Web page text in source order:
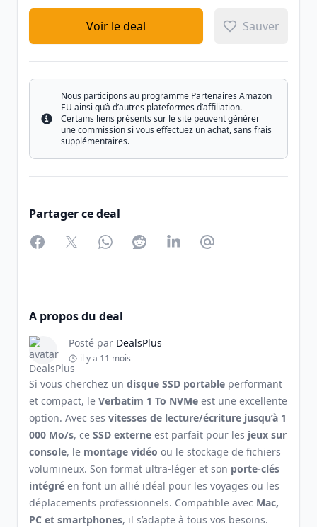
Voir le deal Sauver
Info
Nous participons au programme Partenaires Amazon
EU ainsi qu’à d’autres plateformes d’affiliation.
Certains liens présents sur le site peuvent générer
une commission si vous effectuez un achat, sans frais
supplémentaires.
Partager ce deal
FacebookTwitterWhatsAppRedditLinkedInPartager par Email
A propos du deal
Posté par DealsPlus
il y a 11 mois
Si vous cherchez un disque SSD portable performant
et compact, le Verbatim 1 To NVMe est une excellente
option. Avec ses vitesses de lecture/écriture jusqu’à 1
000 Mo/s, ce SSD externe est parfait pour les jeux sur
console, le montage vidéo ou le stockage de fichiers
volumineux. Son format ultra-léger et son porte-clés
intégré en font un allié idéal pour les voyages ou les
déplacements professionnels. Compatible avec Mac,
PC et smartphones, il s’adapte à tous vos besoins.